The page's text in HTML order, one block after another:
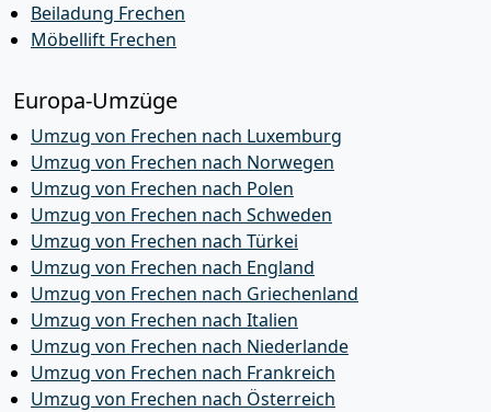
Beiladung Frechen
Möbellift Frechen
Europa-Umzüge
Umzug von Frechen nach Luxemburg
Umzug von Frechen nach Norwegen
Umzug von Frechen nach Polen
Umzug von Frechen nach Schweden
Umzug von Frechen nach Türkei
Umzug von Frechen nach England
Umzug von Frechen nach Griechenland
Umzug von Frechen nach Italien
Umzug von Frechen nach Niederlande
Umzug von Frechen nach Frankreich
Umzug von Frechen nach Österreich